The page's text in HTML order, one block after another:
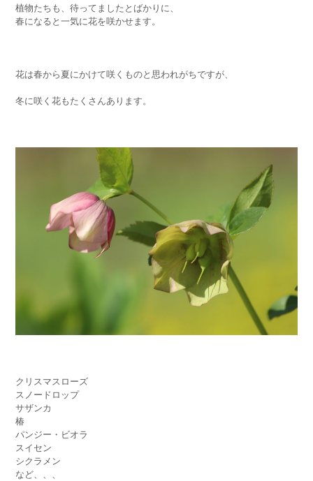
植物たちも、待ってましたとばかりに、
春になると一気に花を咲かせます。
花は春から夏にかけて咲くものと思われがちですが、
冬に咲く花もたくさんあります。
クリスマスローズ
スノードロップ
サザンカ
椿
パンジー・ビオラ
スイセン
シクラメン
など、、、